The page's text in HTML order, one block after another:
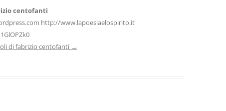
centofanti
http://www.lapoesiaelospirito.it
di fabrizio centofanti →